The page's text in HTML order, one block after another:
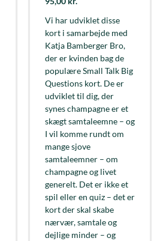
Vi har udviklet disse
kort i samarbejde med
Katja Bamberger Bro,
der er kvinden bag de
populære Small Talk Big
Questions kort. De er
udviklet til dig, der
synes champagne er et
skægt samtaleemne – og
I vil komme rundt om
mange sjove
samtaleemner – om
champagne og livet
generelt. Det er ikke et
spil eller en quiz – det er
kort der skal skabe
nærvær, samtale og
dejlige minder – og